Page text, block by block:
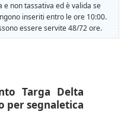
e non tassativa ed è valida se
inseriti entro le ore 10:00.
essere servite 48/72 ore.
Targa Delta
per segnaletica